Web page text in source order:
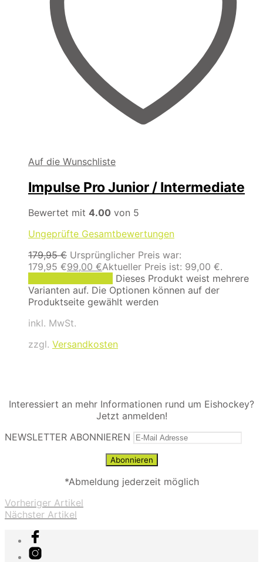
Auf die Wunschliste
Impulse Pro Junior / Intermediate
Bewertet mit 4.00 von 5
Ungeprüfte Gesamtbewertungen
179,95€ Ursprünglicher Preis war:
179,95 €99,00 €Aktueller Preis ist: 99,00 €.
Dieses Produkt weist mehrere
Varianten auf. Die Optionen können auf der
Produktseite gewählt werden
inkl. MwSt.
zzgl. Versandkosten
Interessiert an mehr Informationen rund um Eishockey?
Jetzt anmelden!
NEWSLETTER ABONNIEREN
*Abmeldung jederzeit möglich
Vorheriger Artikel
Nächster Artikel